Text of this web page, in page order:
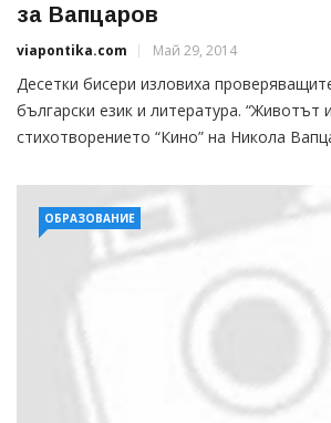
за Вапцаров
viapontika.com Май 29, 2014
Десетки бисери изловиха
български език и литература. “Животът
стихотворението “Кино” на Никола
ОБРАЗОВАНИЕ